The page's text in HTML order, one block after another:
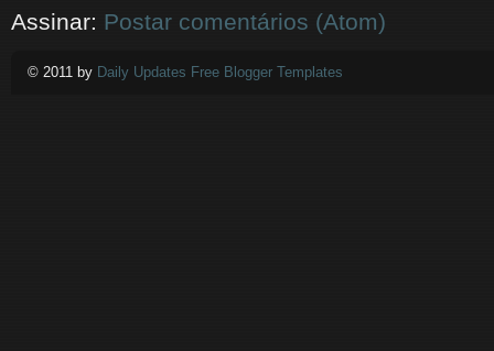
Assinar: Postar comentários (Atom)
© 2011 by Daily Updates Free Blogger Templates